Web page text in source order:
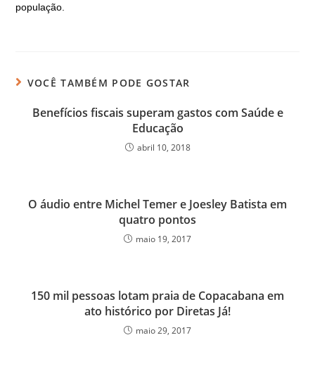
população.
VOCÊ TAMBÉM PODE GOSTAR
Benefícios fiscais superam gastos com Saúde e
Educação
abril 10, 2018
O áudio entre Michel Temer e Joesley Batista em
quatro pontos
maio 19, 2017
150 mil pessoas lotam praia de Copacabana em
ato histórico por Diretas Já!
maio 29, 2017